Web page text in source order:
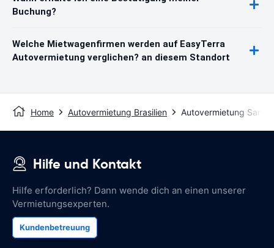
Buchung?
Welche Mietwagenfirmen werden auf EasyTerra
Autovermietung verglichen? an diesem Standort
Home Autovermietung Brasilien Autovermietung Santo
Hilfe und Kontakt
Hilfe erforderlich? Dann wende dich an einen unserer
Vermietungsexperten.
Kundenbetreuung